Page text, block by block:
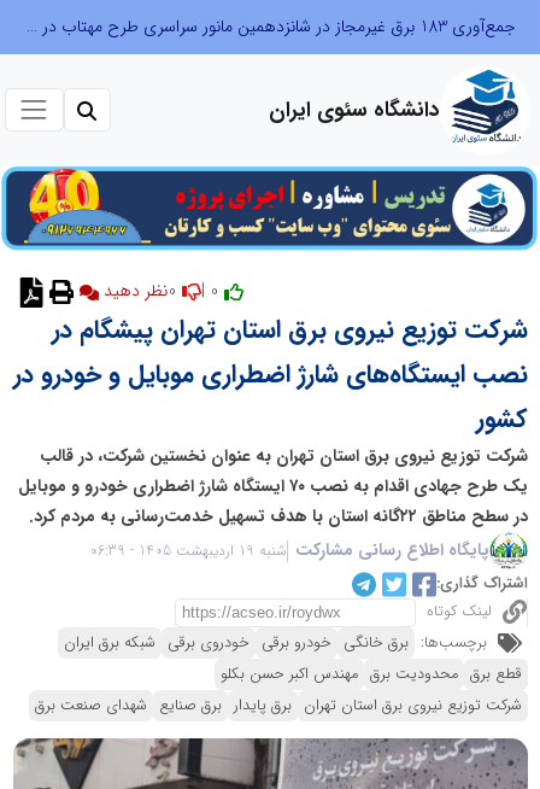
جمع‌آوری 183 برق غیرمجاز در شانزدهمین مانور سراسری طرح مهتاب در استان تهران
دانشگاه سئوی ایران
شرکت توزیع نیروی برق استان تهران پیشگام در
نصب ایستگاه‌های شارژ اضطراری موبایل و خودرو در
کشور
شرکت توزیع نیروی برق استان تهران به عنوان نخستین شرکت، در قالب
یک طرح جهادی اقدام به نصب ۷۰ ایستگاه شارژ اضطراری خودرو و موبایل
در سطح مناطق ۲۲گانه استان با هدف تسهیل خدمت‌رسانی به مردم کرد.
پایگاه اطلاع رسانی مشارکت شنبه 19 اردیبهشت 1405 - 06:39
اشتراک گذاری:
لینک کوتاه
برچسب‌ها: برق خانگی خودرو برقی خودروی برقی شبکه برق ایران
قطع برق محدودیت برق مهندس اکبر حسن بکلو
شرکت توزیع نیروی برق استان تهران برق پایدار برق صنایع شهدای صنعت برق